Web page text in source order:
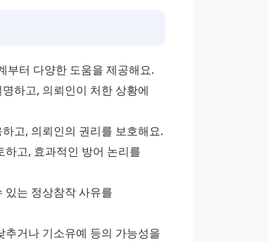
부터 다양한 도움을 제공해요.
하고, 의뢰인이 처한 상황에
고, 의뢰인의 권리를 보호해요.
고, 효과적인 방어 논리를
있는 정상참작 사유를
거나 기소유예 등의 가능성을